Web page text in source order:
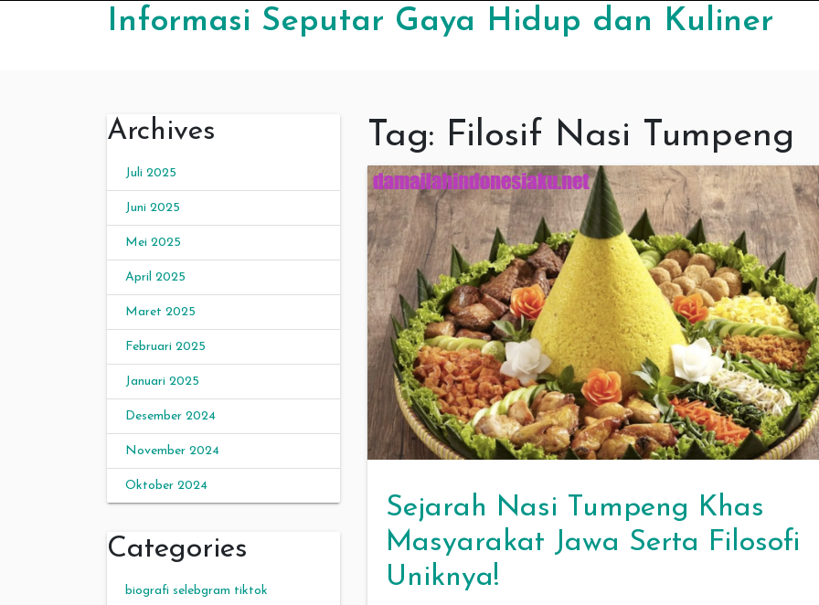
Informasi Seputar Gaya Hidup dan Kuliner
Archives
Juli 2025
Juni 2025
Mei 2025
April 2025
Maret 2025
Februari 2025
Januari 2025
Desember 2024
November 2024
Oktober 2024
Categories
biografi selebgram tiktok
Tag: Filosif Nasi Tumpeng
Sejarah Nasi Tumpeng Khas
Masyarakat Jawa Serta Filosofi
Uniknya!